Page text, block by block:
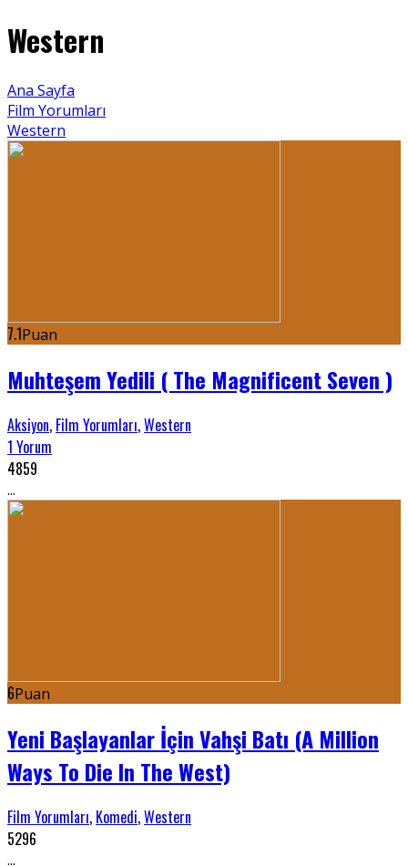
Western
Ana Sayfa
Film Yorumları
Western
7.1Puan
Muhteşem Yedili ( The Magnificent Seven )
Aksiyon, Film Yorumları,Western
1 Yorum
4859
...
6Puan
Yeni Başlayanlar İçin Vahşi Batı (A Million
Ways To Die In The West)
Film Yorumları, Komedi,Western
5296
...